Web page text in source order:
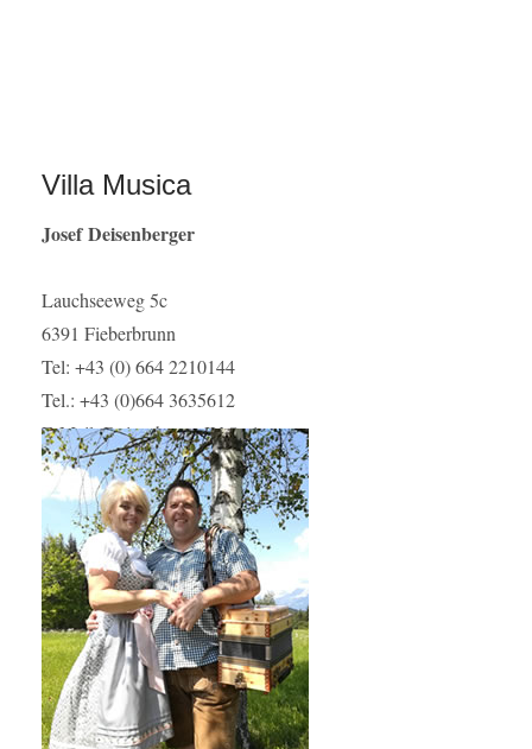
Villa Musica
Josef Deisenberger
Lauchseeweg 5c
6391 Fieberbrunn
Tel: +43 (0) 664 2210144
Tel.: +43 (0)664 3635612
E-Mail: DeisenbergerJV@a1.net